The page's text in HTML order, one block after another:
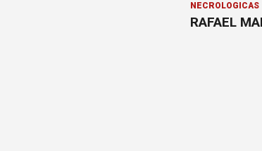
NECROLÓGICAS
RAFAEL